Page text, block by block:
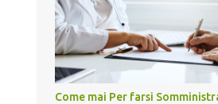
Come mai Per farsi